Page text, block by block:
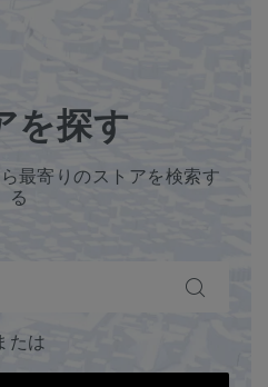
を探す
最寄りのストアを検索す
る
たは